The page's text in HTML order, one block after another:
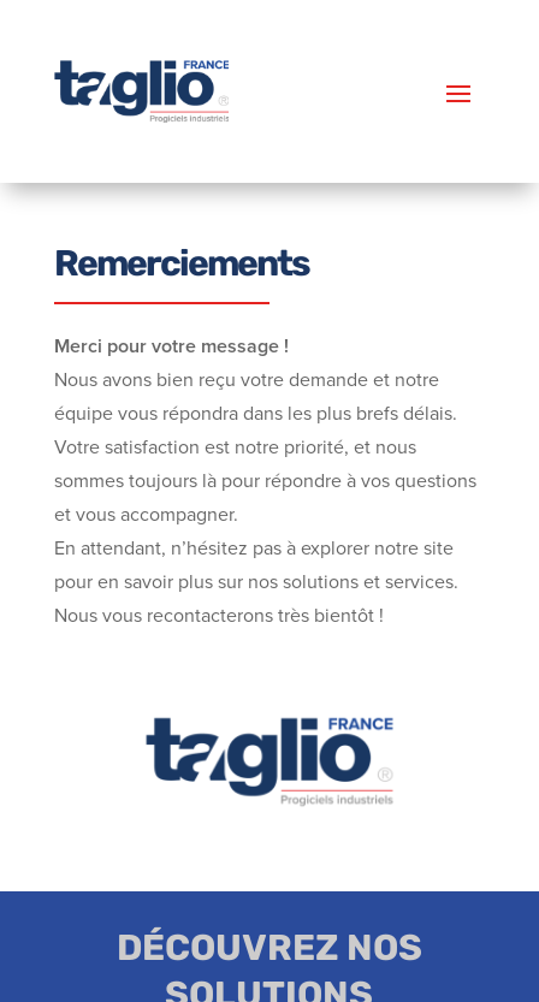
Remerciements
Merci pour votre message !
Nous avons bien reçu votre demande et notre
équipe vous répondra dans les plus brefs délais.
Votre satisfaction est notre priorité, et nous
sommes toujours là pour répondre à vos questions
et vous accompagner.
En attendant, n’hésitez pas à explorer notre site
pour en savoir plus sur nos solutions et services.
Nous vous recontacterons très bientôt !
DÉCOUVREZ NOS